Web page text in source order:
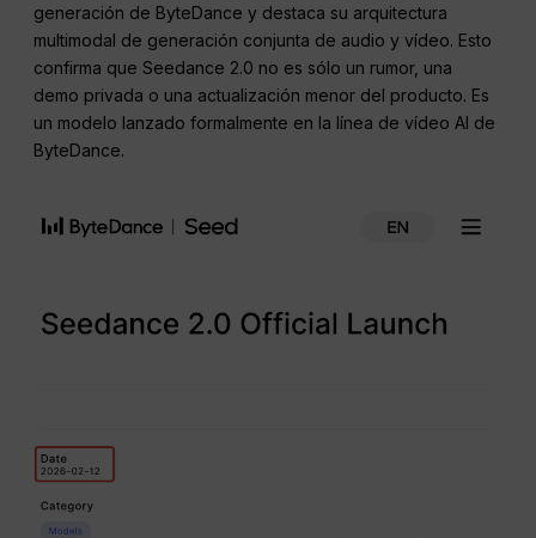
generación de ByteDance y destaca su arquitectura
multimodal de generación conjunta de audio y vídeo. Esto
confirma que Seedance 2.0 no es sólo un rumor, una
demo privada o una actualización menor del producto. Es
un modelo lanzado formalmente en la línea de vídeo AI de
ByteDance.